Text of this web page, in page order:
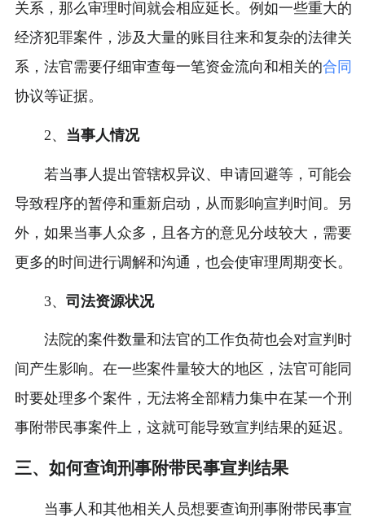
关系，那么审理时间就会相应延长。例如一些重大的
经济犯罪案件，涉及大量的账目往来和复杂的法律关
系，法官需要仔细审查每一笔资金流向和相关的合同
协议等证据。
2、 当事人情况
若当事人提出管辖权异议、申请回避等，可能会
导致程序的暂停和重新启动，从而影响宣判时间。另
外，如果当事人众多，且各方的意见分歧较大，需要
更多的时间进行调解和沟通，也会使审理周期变长。
3、 司法资源状况
法院的案件数量和法官的工作负荷也会对宣判时
间产生影响。在一些案件量较大的地区，法官可能同
时要处理多个案件，无法将全部精力集中在某一个刑
事附带民事案件上，这就可能导致宣判结果的延迟。
三、如何查询刑事附带民事宣判结果
当事人和其他相关人员想要查询刑事附带民事宣